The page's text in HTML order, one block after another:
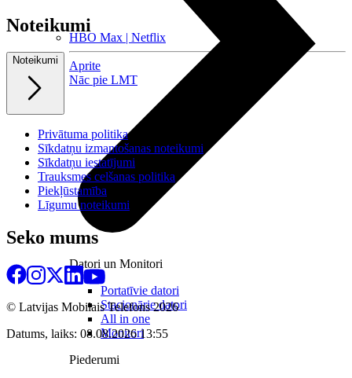
HBO Max | Netflix
Aprite
Nāc pie LMT
Datori un Monitori
Portatīvie datori
Stacionārie datori
All in one
Monitori
Piederumi
Noteikumi
Noteikumi
Privātuma politika
Sīkdatņu izmantošanas noteikumi
Sīkdatņu iestatījumi
Trauksmes celšanas politika
Piekļūstamība
Līgumu noteikumi
Seko mums
© Latvijas Mobilais Telefons2026
Datums, laiks: 08.08.2026 13:55